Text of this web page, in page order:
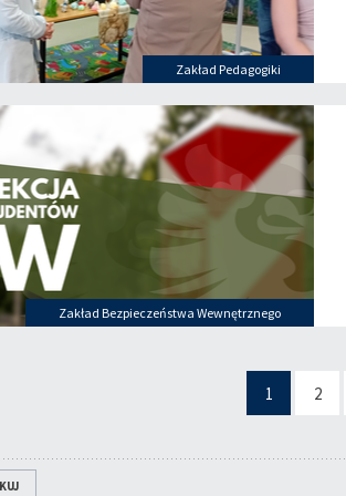
Zakład Pedagogiki
Zakład Bezpieczeństwa Wewnętrznego
1 2